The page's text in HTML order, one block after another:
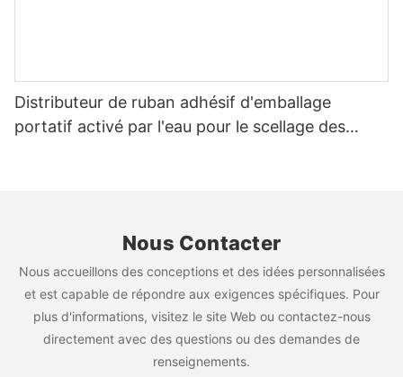
Distributeur de ruban adhésif d'emballage
portatif activé par l'eau pour le scellage des
Nous Contacter
Nous accueillons des conceptions et des idées personnalisées
et est capable de répondre aux exigences spécifiques. Pour
plus d'informations, visitez le site Web ou contactez-nous
directement avec des questions ou des demandes de
renseignements.